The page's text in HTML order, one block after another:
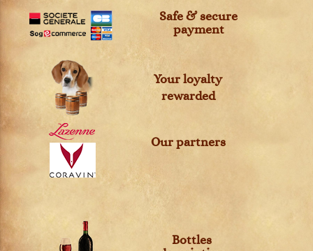
Safe & secure
payment
Your loyalty
rewarded
Our partners
Bottles